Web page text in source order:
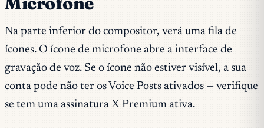
Na parte inferior do compositor, verá uma fila de
ícones. O ícone de microfone abre a interface de
gravação de voz. Se o ícone não estiver visível, a sua
conta pode não ter os Voice Posts ativados — verifique
se tem uma assinatura X Premium ativa.